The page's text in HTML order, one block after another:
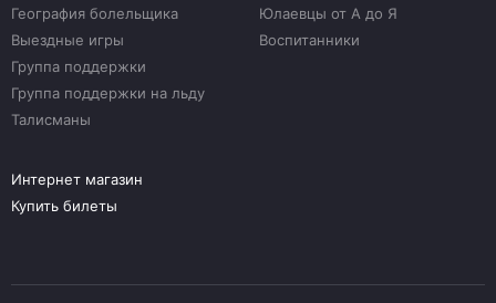
География болельщика
Выездные игры
Группа поддержки
Группа поддержки на льду
Талисманы
Юлаевцы от А до Я
Воспитанники
Интернет магазин
Купить билеты